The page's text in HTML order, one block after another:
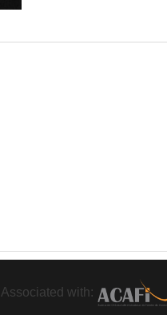
Associated with: